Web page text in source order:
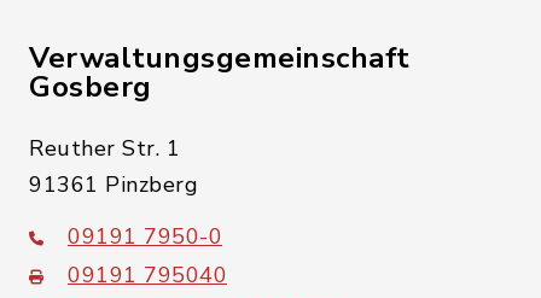
Verwaltungsgemeinschaft
Gosberg
Reuther Str. 1
91361 Pinzberg
09191 7950-0
09191 795040